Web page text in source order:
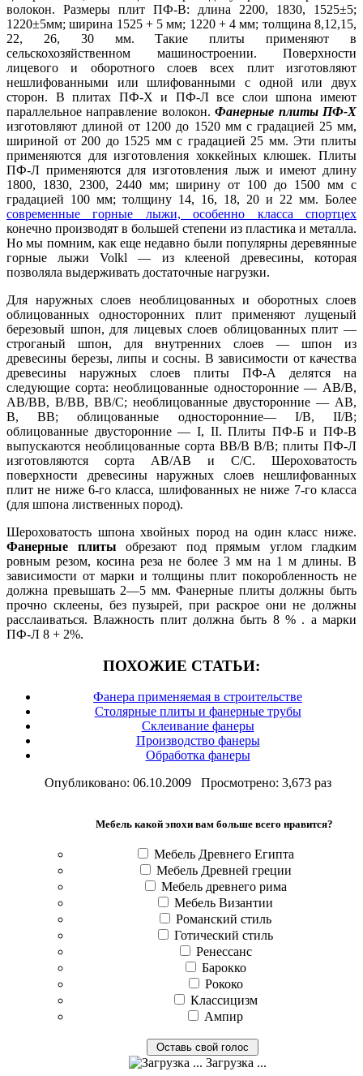
волокон. Размеры плит ПФ-В: длина 2200, 1830, 1525±5;
1220±5мм; ширина 1525 + 5 мм; 1220 + 4 мм; толщина 8,12,15,
22, 26, 30 мм. Такие плиты применяют в
сельскохозяйственном машиностроении. Поверхности
лицевого и оборотного слоев всех плит изготовляют
нешлифованными или шлифованными с одной или двух
сторон. В плитах ПФ-Х и ПФ-Л все слои шпона имеют
параллельное направление волокон.Фанерные плиты ПФ-Х
изготовляют длиной от 1200 до 1520 мм с градацией 25 мм,
шириной от 200 до 1525 мм с градацией 25 мм. Эти плиты
применяются для изготовления хоккейных клюшек. Плиты
ПФ-Л применяются для изготовления лыж и имеют длину
1800, 1830, 2300, 2440 мм; ширину от 100 до 1500 мм с
градацией 100 мм; толщину 14, 16, 18, 20 и 22 мм. Более
современные горные лыжи, особенно класса спортцех
конечно производят в большей степени из пластика и металла.
Но мы помним, как еще недавно были популярны деревянные
горные лыжи Volkl — из клееной древесины, которая
позволяла выдерживать достаточные нагрузки.
Для наружных слоев необлицованных и оборотных слоев
облицованных односторонних плит применяют лущеный
березовый шпон, для лицевых слоев облицованных плит —
строганый шпон, для внутренних слоев — шпон из
древесины березы, липы и сосны. В зависимости от качества
древесины наружных слоев плиты ПФ-А делятся на
следующие сорта: необлицованные односторонние — АВ/В,
АВ/ВВ, В/ВВ, ВВ/С; необлицованные двусторонние — АВ,
В, ВВ; облицованные односторонние— I/B, II/B;
облицованные двусторонние — I, II. Плиты ПФ-Б и ПФ-В
выпускаются необлицованные сорта ВВ/В В/В; плиты ПФ-Л
изготовляются сорта АВ/АВ и С/С. Шероховатость
поверхности древесины наружных слоев нешлифованных
плит не ниже 6-го класса, шлифованных не ниже 7-го класса
(для шпона лиственных пород).
Шероховатость шпона хвойных пород на один класс ниже.
Фанерные плиты обрезают под прямым углом гладким
ровным резом, косина реза не более 3 мм на 1 м длины. В
зависимости от марки и толщины плит покоробленность не
должна превышать 2—5 мм. Фанерные плиты должны быть
прочно склеены, без пузырей, при раскрое они не должны
расслаиваться. Влажность плит должна быть 8 % . а марки
ПФ-Л 8 + 2%.
ПОХОЖИЕ СТАТЬИ:
Фанера применяемая в строительстве
Столярные плиты и фанерные трубы
Склеивание фанеры
Производство фанеры
Обработка фанеры
Опубликовано: 06.10.2009 Просмотрено: 3,673 раз
Мебель какой эпохи вам больше всего нравится?
Мебель Древнего Египта
Мебель Древней греции
Мебель древнего рима
Мебель Византии
Романский стиль
Готический стиль
Ренессанс
Барокко
Рококо
Классицизм
Ампир
Загрузка ...